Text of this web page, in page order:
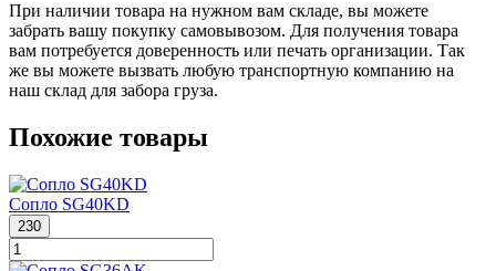
При наличии товара на нужном вам складе, вы можете
забрать вашу покупку самовывозом. Для получения товара
вам потребуется доверенность или печать организации. Так
же вы можете вызвать любую транспортную компанию на
наш склад для забора груза.
Похожие товары
Сопло SG40KD
230